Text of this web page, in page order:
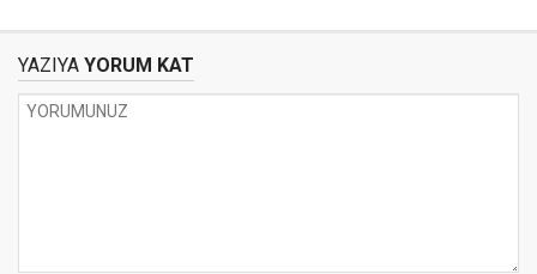
YAZIYA YORUM KAT